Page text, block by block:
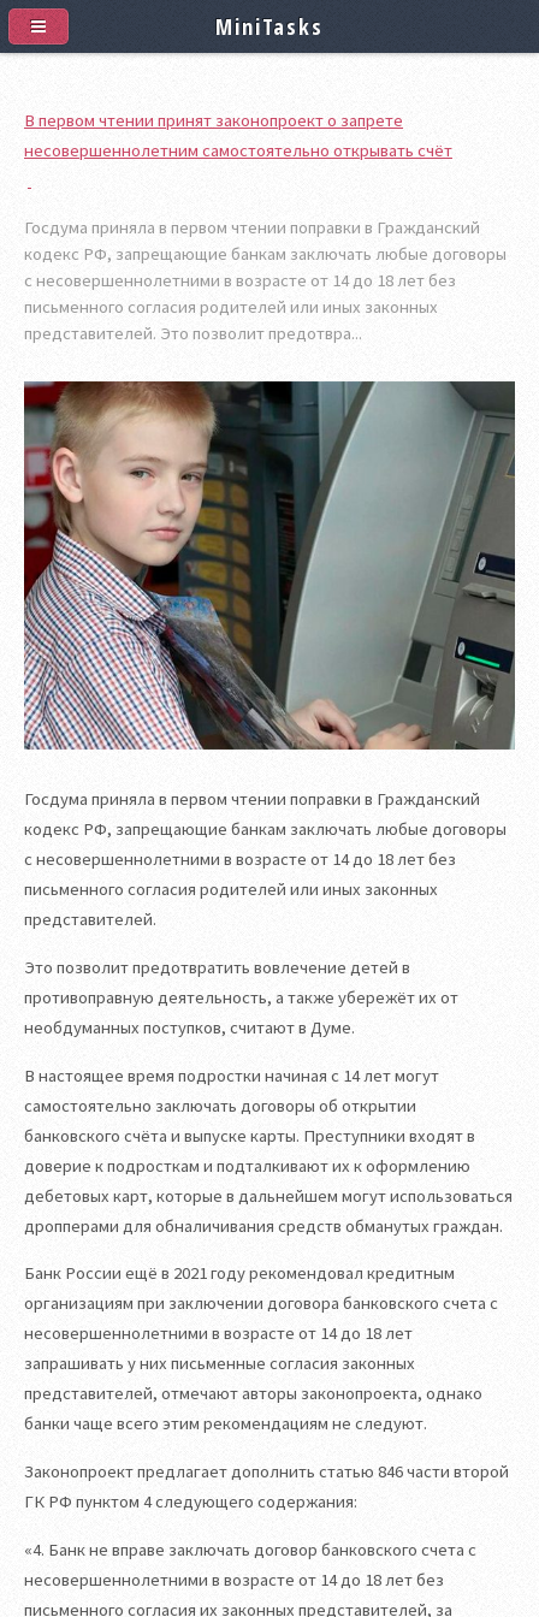
В первом чтении принят законопроект о запрете
несовершеннолетним самостоятельно открывать счёт
Госдума приняла в первом чтении поправки в Гражданский
кодекс РФ, запрещающие банкам заключать любые договоры
с несовершеннолетними в возрасте от 14 до 18 лет без
письменного согласия родителей или иных законных
представителей. Это позволит предотвра...
Госдума приняла в первом чтении поправки в Гражданский
кодекс РФ, запрещающие банкам заключать любые договоры
с несовершеннолетними в возрасте от 14 до 18 лет без
письменного согласия родителей или иных законных
представителей.
Это позволит предотвратить вовлечение детей в
противоправную деятельность, а также убережёт их от
необдуманных поступков, считают в Думе.
В настоящее время подростки начиная с 14 лет могут
самостоятельно заключать договоры об открытии
банковского счёта и выпуске карты. Преступники входят в
доверие к подросткам и подталкивают их к оформлению
дебетовых карт, которые в дальнейшем могут использоваться
дропперами для обналичивания средств обманутых граждан.
Банк России ещё в 2021 году рекомендовал кредитным
организациям при заключении договора банковского счета с
несовершеннолетними в возрасте от 14 до 18 лет
запрашивать у них письменные согласия законных
представителей, отмечают авторы законопроекта, однако
банки чаще всего этим рекомендациям не следуют.
Законопроект предлагает дополнить статью 846 части второй
ГК РФ пунктом 4 следующего содержания:
«4. Банк не вправе заключать договор банковского счета с
несовершеннолетними в возрасте от 14 до 18 лет без
письменного согласия их законных представителей, за
MiniTasks